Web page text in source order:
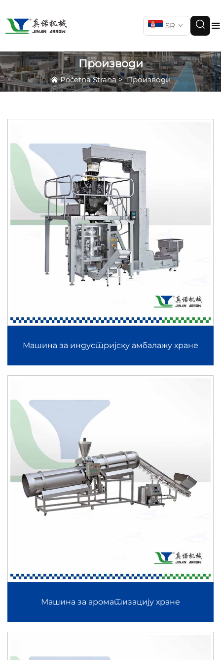
SR
Производи
Početna Strana>Производи
Машина за индустријску амбалажу хране
Машина за ароматизацију хране